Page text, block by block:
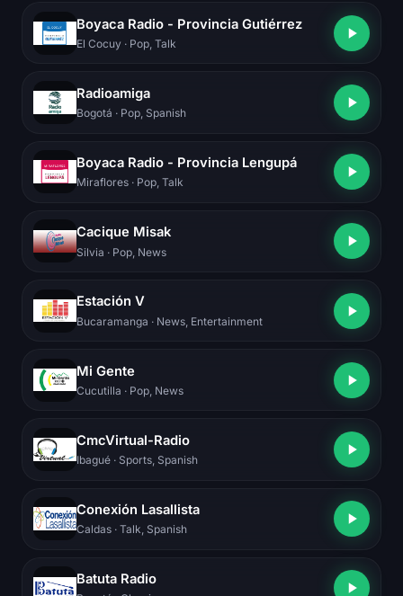
Boyaca Radio - Provincia Gutiérrez
El Cocuy · Pop, Talk
Radioamiga
Bogotá · Pop, Spanish
Boyaca Radio - Provincia Lengupá
Miraflores · Pop, Talk
Cacique Misak
Silvia · Pop, News
Estación V
Bucaramanga · News, Entertainment
Mi Gente
Cucutilla · Pop, News
CmcVirtual-Radio
Ibagué · Sports, Spanish
Conexión Lasallista
Caldas · Talk, Spanish
Batuta Radio